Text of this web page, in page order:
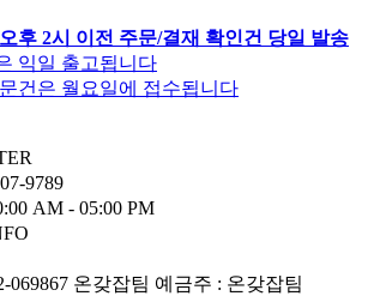
오후 2시 이전 주문/결재 확인건 당일 발송
익일 출고됩니다
건은 월요일에 접수됩니다
9789
AM - 05:00 PM
069867 온갖잡팀 예금주 : 온갖잡팀